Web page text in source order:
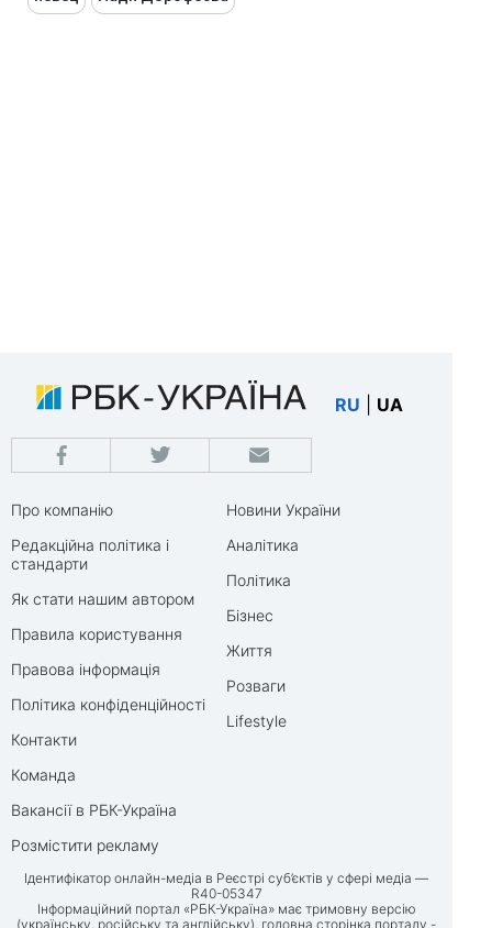
RU UA
Про компанію
Редакційна політика і
стандарти
Як стати нашим автором
Правила користування
Правова інформація
Політика конфіденційності
Контакти
Команда
Вакансії в РБК-Україна
Розмістити рекламу
Новини України
Аналітика
Політика
Бізнес
Життя
Розваги
Lifestyle
Ідентифікатор онлайн-медіа в Реєстрі суб’єктів у сфері медіа —
R40-05347
Інформаційний портал «РБК-Україна» має тримовну версію
(українську, російську та англійську), головна сторінка порталу -